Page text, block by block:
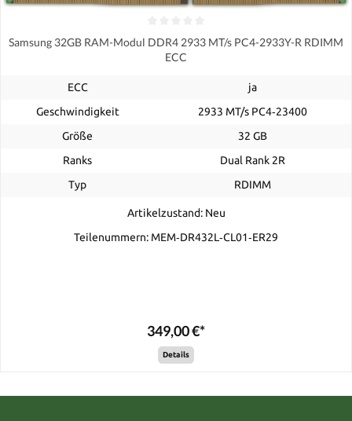
Samsung 32GB RAM-Modul DDR4 2933 MT/s PC4-2933Y-R RDIMM
ECC
ECC
ja
Geschwindigkeit
2933 MT/s PC4‑23400
Größe
32 GB
Ranks
Dual Rank 2R
Typ
RDIMM
Artikelzustand: Neu
Teilenummern: MEM‐DR432L‐CL01‐ER29
349,00 €*
Details